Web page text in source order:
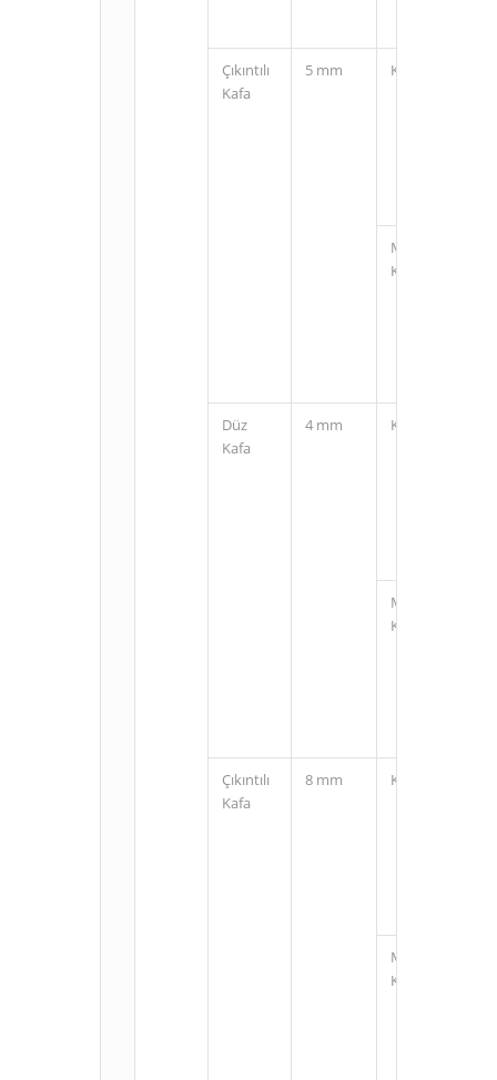
Çıkıntılı
Kafa
5 mm Kablolu
M12
Konnektörlü
Düz
Kafa
4 mm Kablolu
M12
Konnektörlü
Çıkıntılı
Kafa
8 mm Kablolu
M12
Konnektörlü